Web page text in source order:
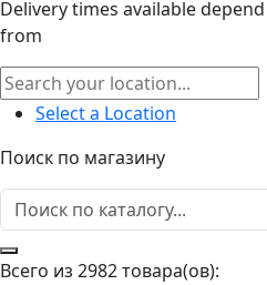
Delivery times available
from
Select a Location
Поиск по магазину
Всего из 2982 товара(ов):